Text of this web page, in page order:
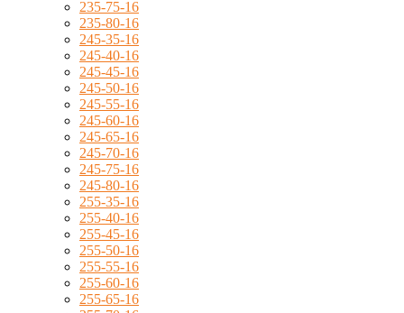
235-75-16
235-80-16
245-35-16
245-40-16
245-45-16
245-50-16
245-55-16
245-60-16
245-65-16
245-70-16
245-75-16
245-80-16
255-35-16
255-40-16
255-45-16
255-50-16
255-55-16
255-60-16
255-65-16